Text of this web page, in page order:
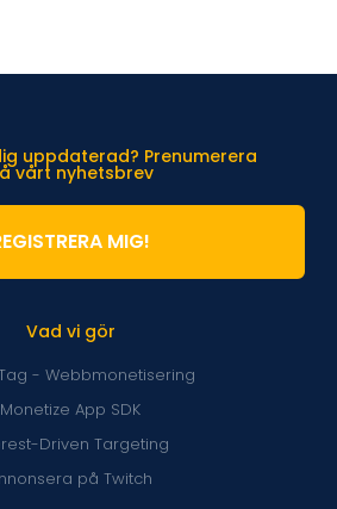
Vad vi gör
- Webbmonetisering
Monetize App SDK
Driven Targeting
på Twitch
uppdaterad? Prenumerera
vårt nyhetsbrev
MIG!